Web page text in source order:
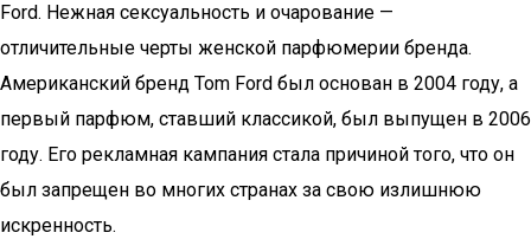
Ford. Нежная сексуальность и очарование —
отличительные черты женской парфюмерии бренда.
Американский бренд Tom Ford был основан в 2004 году, а
первый парфюм, ставший классикой, был выпущен в 2006
году. Его рекламная кампания стала причиной того, что он
был запрещен во многих странах за свою излишнюю
искренность.